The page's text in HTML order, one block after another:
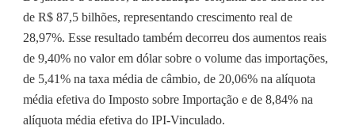
de R$ 87,5 bilhões, representando crescimento real de
28,97%. Esse resultado também decorreu dos aumentos reais
de 9,40% no valor em dólar sobre o volume das importações,
de 5,41% na taxa média de câmbio, de 20,06% na alíquota
média efetiva do Imposto sobre Importação e de 8,84% na
alíquota média efetiva do IPI-Vinculado.